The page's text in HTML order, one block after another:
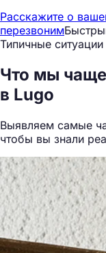
Расскажите о
перезвоним
Типичные ситуации
Что мы
в Lugo
Выявляем самые
чтобы вы знали